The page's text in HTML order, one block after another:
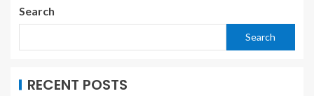
Search
Search
RECENT POSTS